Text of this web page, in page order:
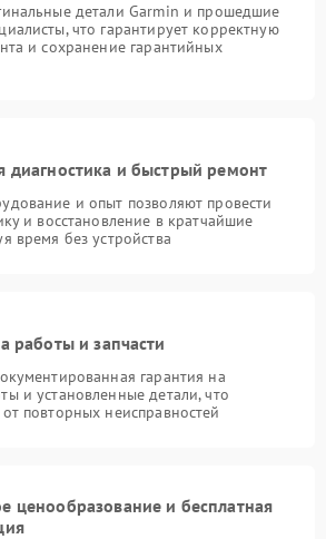
детали Garmin и прошедшие
что гарантирует корректную
и сохранение гарантийных
диагностика и быстрый ремонт
и опыт позволяют провести
и восстановление в кратчайшие
время без устройства
работы и запчасти
гарантия на
и установленные детали, что
повторных неисправностей
ценообразование и бесплатная